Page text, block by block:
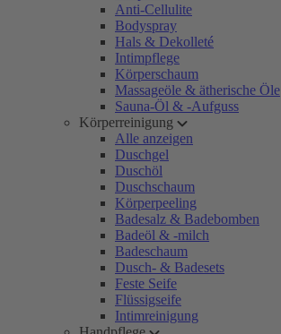
Anti-Cellulite
Bodyspray
Hals & Dekolleté
Intimpflege
Körperschaum
Massageöle & ätherische Öle
Sauna-Öl & -Aufguss
Körperreinigung
Alle anzeigen
Duschgel
Duschöl
Duschschaum
Körperpeeling
Badesalz & Badebomben
Badeöl & -milch
Badeschaum
Dusch- & Badesets
Feste Seife
Flüssigseife
Intimreinigung